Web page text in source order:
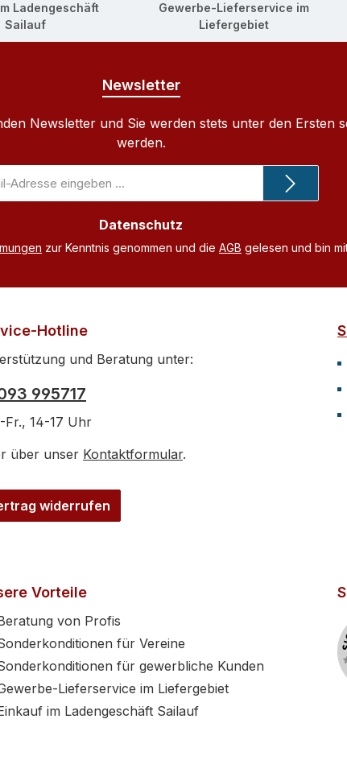
Ladengeschäft
Sailauf
Gewerbe-Lieferservice im
Liefergebiet
Newsletter
Newsletter und Sie werden stets unter den
werden.
Datenschutz
zur Kenntnis genommen und die AGB gelesen und bin
Hotline
und Beratung unter:
995717
Fr., 14-17 Uhr
über unser Kontaktformular.
widerrufen
Vorteile
von Profis
für Vereine
für gewerbliche Kunden
Lieferservice im Liefergebiet
im Ladengeschäft Sailauf